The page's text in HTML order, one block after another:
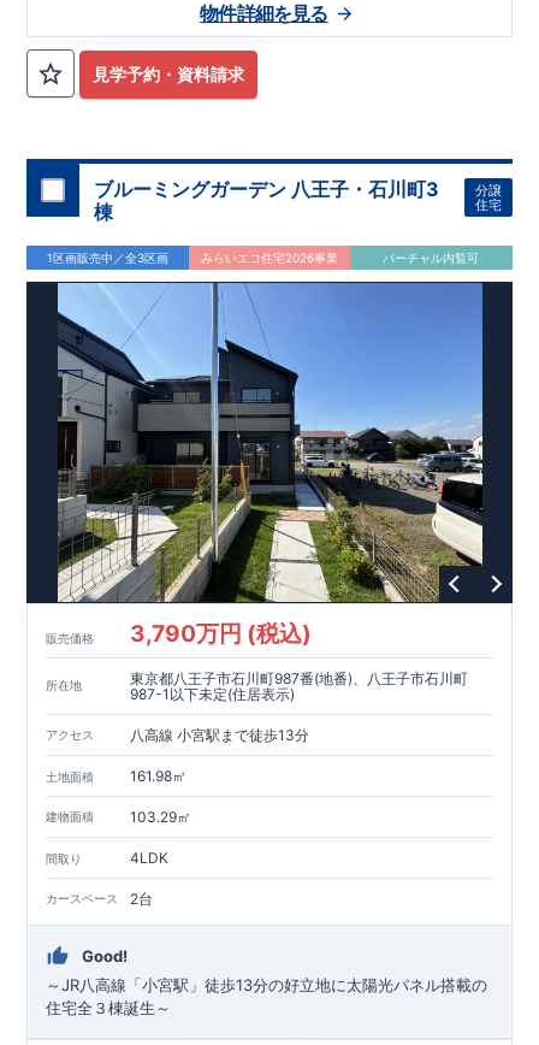
相模線「上溝」駅徒歩19分 ◇ロケーション
・相模原市立星が丘小学校
徒歩7分 ・オーケ
ー相模原店
模原店 徒歩
・やまうち医院 徒歩
ります。
・設計、施工、営業が互いに協力しあい、最良のプラ
ンを提供いたします。 ・不要な中間マージンを抑えることで、
コストダウンに努めています。
・東栄住宅
の建物は、国が定めた耐震等級で3を取得。建築基準法で定め
られた、｢数百年に一度発生する地震に対して、倒壊、崩壊しな
い。｣という基準から、さらに
す。
【住宅性能評価ダブル取得】
設計段階で、国が認めた第三者機関が評価しています。
住宅性能評価：評価を受けた図面通りに施工されているか、建
設までに、計4回のチェックが行われます。
でなく、現場の施工状況を検査した上で、品質を保証していま
す。
【充実のアフターサポート】
・東栄住宅では、お引渡し後最大10回の無料定期点検と、
年
間の品質保証を実施。お引渡しからが本当のお付き合いだと考
え、アフターサービスを外部の業者に委託せず、東栄住宅グル
ープ「東栄ホームサービス株式会社」にて責任をもって対応い
たします。
見学予約・資料請求
物件詳細を見る
ブルーミングガーデン 八王子・石川町3
棟
分譲
住宅
1区画販売中／全3区画 みらいエコ住宅2026事業 バーチャル内覧可
販売価格 3,790万円 (税込)
所在地
東京都八王子市石川町987番(地番)、八王子市石川町
987-1以下未定(住居表示)
アクセス 八高線 小宮駅まで徒歩13分
土地面積 161.98㎡
建物面積 103.29㎡
間取り 4LDK
カースペース 2台
Good!
～JR八高線「小宮駅」徒歩13分の好立地に太陽光パネル搭載の
住宅全３棟誕生～